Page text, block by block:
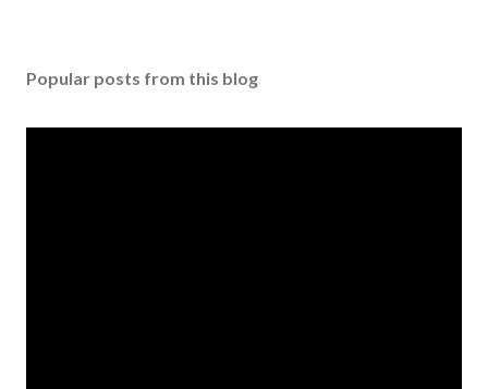
Popular posts from this blog